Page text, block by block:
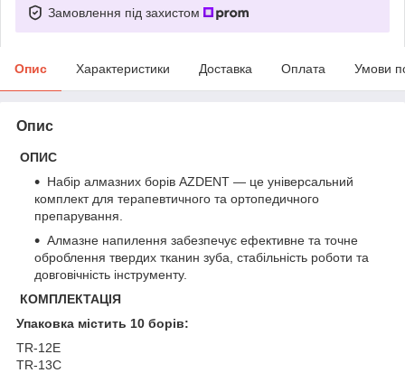
Замовлення під захистом
Опис Характеристики Доставка Оплата Умови
Опис
ОПИС
Набір алмазних борів AZDENT — це універсальний
комплект для терапевтичного та ортопедичного
препарування.
Алмазне напилення забезпечує ефективне та точне
оброблення твердих тканин зуба, стабільність роботи та
довговічність інструменту.
КОМПЛЕКТАЦІЯ
Упаковка містить 10 борів:
TR-12E
TR-13C